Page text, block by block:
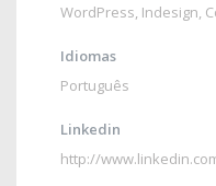
WordPress, Indesign,
Idiomas
Português
Linkedin
http://